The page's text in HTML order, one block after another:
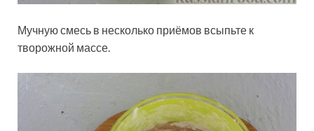
Мучную смесь в несколько приёмов всыпьте к
творожной массе.